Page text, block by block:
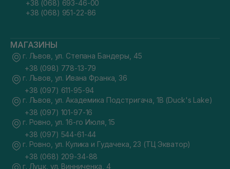
+38 (068) 693-46-00
+38 (068) 951-22-86
МАГАЗИНЫ
г. Львов, ул. Степана Бандеры, 45
+38 (098) 778-13-79
г. Львов, ул. Ивана Франка, 36
+38 (097) 611-95-94
г. Львов, ул. Академика Подстригача, 1В (Duck's Lake)
+38 (097) 101-97-16
г. Ровно, ул. 16-го Июля, 15
+38 (097) 544-61-44
г. Ровно, ул. Кулика и Гудачека, 23 (ТЦ Экватор)
+38 (068) 209-34-88
г. Луцк, ул. Винниченка, 4